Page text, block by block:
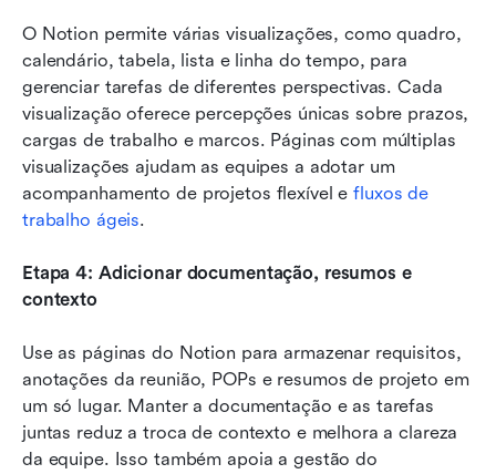
O Notion permite várias visualizações, como quadro,
calendário, tabela, lista e linha do tempo, para
gerenciar tarefas de diferentes perspectivas. Cada
visualização oferece percepções únicas sobre prazos,
cargas de trabalho e marcos. Páginas com múltiplas
visualizações ajudam as equipes a adotar um
acompanhamento de projetos flexível e fluxos de
trabalho ágeis.
Etapa 4: Adicionar documentação, resumos e
contexto
Use as páginas do Notion para armazenar requisitos,
anotações da reunião, POPs e resumos de projeto em
um só lugar. Manter a documentação e as tarefas
juntas reduz a troca de contexto e melhora a clareza
da equipe. Isso também apoia a gestão do